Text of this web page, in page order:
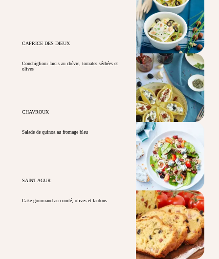
CAPRICE DES DIEUX
Conchiglioni farcis au chèvre, tomates séchées et
olives
CHAVROUX
Salade de quinoa au fromage bleu
SAINT AGUR
Cake gourmand au comté, olives et lardons